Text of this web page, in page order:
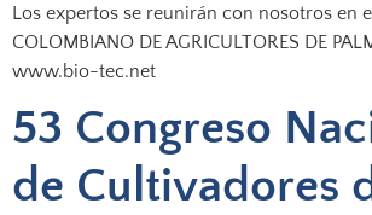
Los expertos se reunirán con nosotros en
COLOMBIANO DE AGRICULTORES DE
www.bio-tec.net
53 Congreso
de Cultivadores